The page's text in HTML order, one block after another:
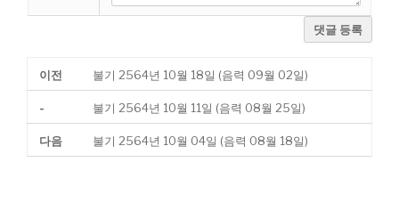
댓글 등록
이전 불기 2564년 10월 18일 (음력 09월 02일)
- 불기 2564년 10월 11일 (음력 08월 25일)
다음 불기 2564년 10월 04일 (음력 08월 18일)